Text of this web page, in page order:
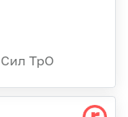
Сил ТрО